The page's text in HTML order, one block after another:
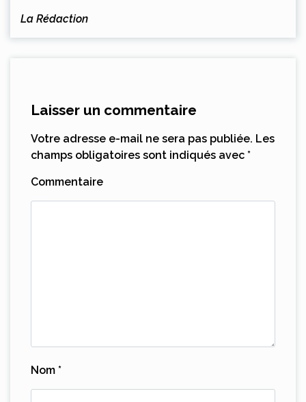
La Rédaction
Laisser un commentaire
Votre adresse e-mail ne sera pas publiée. Les
champs obligatoires sont indiqués avec *
Commentaire
Nom *